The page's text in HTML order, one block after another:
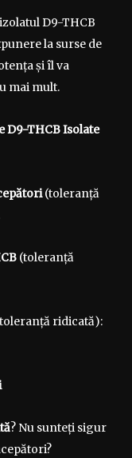
D9-THCB
la surse de
și îl va
mai mult.
D9-THCB Isolate
(toleranță
(toleranță
ridicată):
? Nu sunteți sigur